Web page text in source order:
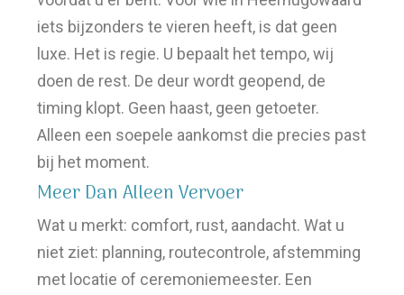
iets bijzonders te vieren heeft, is dat geen
luxe. Het is regie. U bepaalt het tempo, wij
doen de rest. De deur wordt geopend, de
timing klopt. Geen haast, geen getoeter.
Alleen een soepele aankomst die precies past
bij het moment.
Meer Dan Alleen Vervoer
Wat u merkt: comfort, rust, aandacht. Wat u
niet ziet: planning, routecontrole, afstemming
met locatie of ceremoniemeester. Een